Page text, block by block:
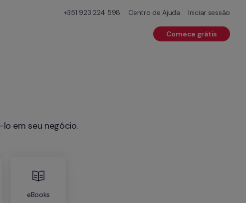
+351 923 224 598 Centro de Ajuda Iniciar sessão
Comece grátis
em seu negócio.
eBooks